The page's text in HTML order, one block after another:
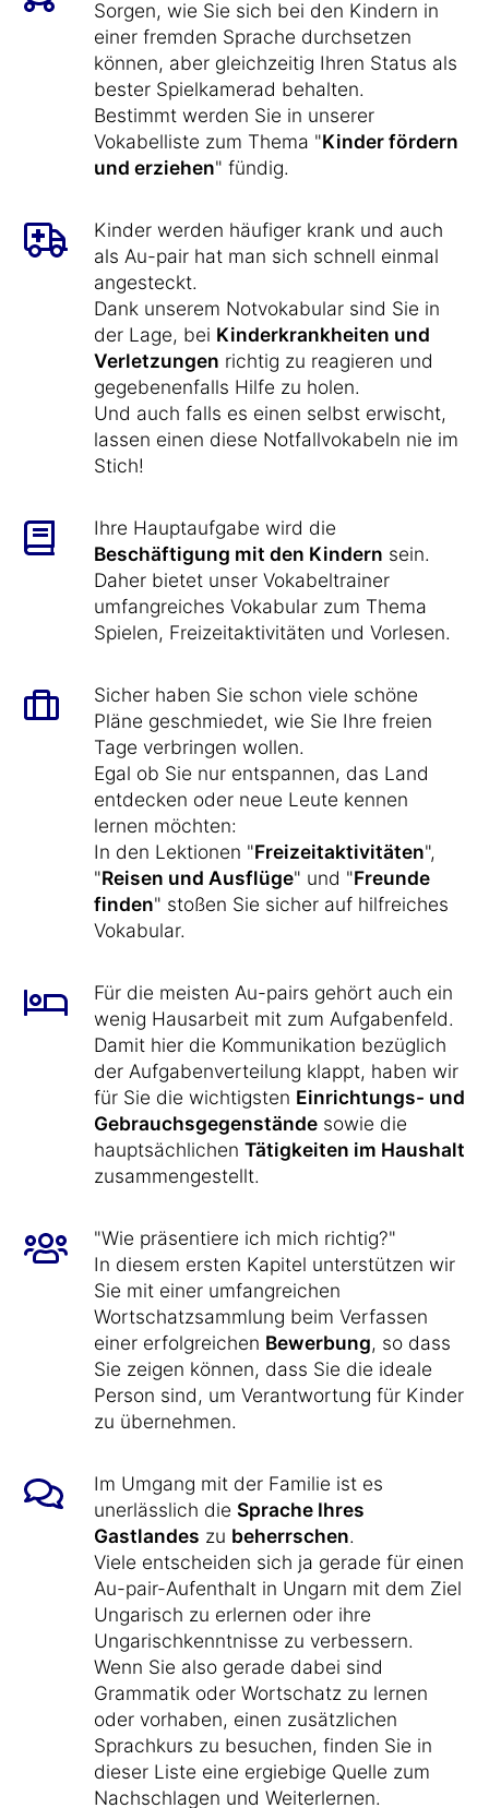
Sorgen, wie Sie sich bei den Kindern in
einer fremden Sprache durchsetzen
können, aber gleichzeitig Ihren Status als
bester Spielkamerad behalten.
Bestimmt werden Sie in unserer
Vokabelliste zum Thema "Kinder fördern
und erziehen" fündig.
Kinder werden häufiger krank und auch
als Au-pair hat man sich schnell einmal
angesteckt.
Dank unserem Notvokabular sind Sie in
der Lage, bei Kinderkrankheiten und
Verletzungen richtig zu reagieren und
gegebenenfalls Hilfe zu holen.
Und auch falls es einen selbst erwischt,
lassen einen diese Notfallvokabeln nie im
Stich!
Ihre Hauptaufgabe wird die
Beschäftigung mit den Kindern sein.
Daher bietet unser Vokabeltrainer
umfangreiches Vokabular zum Thema
Spielen, Freizeitaktivitäten und Vorlesen.
Sicher haben Sie schon viele schöne
Pläne geschmiedet, wie Sie Ihre freien
Tage verbringen wollen.
Egal ob Sie nur entspannen, das Land
entdecken oder neue Leute kennen
lernen möchten:
In den Lektionen "Freizeitaktivitäten",
"Reisen und Ausflüge" und "Freunde
finden" stoßen Sie sicher auf hilfreiches
Vokabular.
Für die meisten Au-pairs gehört auch ein
wenig Hausarbeit mit zum Aufgabenfeld.
Damit hier die Kommunikation bezüglich
der Aufgabenverteilung klappt, haben wir
für Sie die wichtigsten Einrichtungs- und
Gebrauchsgegenstände sowie die
hauptsächlichen Tätigkeiten im Haushalt
zusammengestellt.
"Wie präsentiere ich mich richtig?"
In diesem ersten Kapitel unterstützen wir
Sie mit einer umfangreichen
Wortschatzsammlung beim Verfassen
einer erfolgreichen Bewerbung, so dass
Sie zeigen können, dass Sie die ideale
Person sind, um Verantwortung für Kinder
zu übernehmen.
Im Umgang mit der Familie ist es
unerlässlich die Sprache Ihres
Gastlandes zu beherrschen.
Viele entscheiden sich ja gerade für einen
Au-pair-Aufenthalt in Ungarn mit dem Ziel
Ungarisch zu erlernen oder ihre
Ungarischkenntnisse zu verbessern.
Wenn Sie also gerade dabei sind
Grammatik oder Wortschatz zu lernen
oder vorhaben, einen zusätzlichen
Sprachkurs zu besuchen, finden Sie in
dieser Liste eine ergiebige Quelle zum
Nachschlagen und Weiterlernen.